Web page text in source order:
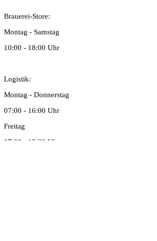
Brauerei-Store:
Montag - Samstag
10:00 - 18:00 Uhr
Logistik:
Montag - Donnerstag
07:00 - 16:00 Uhr
Freitag
07:00 - 12:30 Uhr